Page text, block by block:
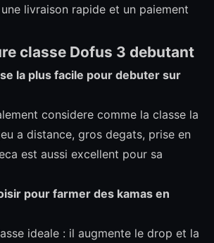
livraison rapide et un paiement
classe Dofus 3 debutant
la plus facile pour debuter sur
considere comme la classe la
a distance, gros degats, prise en
est aussi excellent pour sa
pour farmer des kamas en
ideale : il augmente le drop et la